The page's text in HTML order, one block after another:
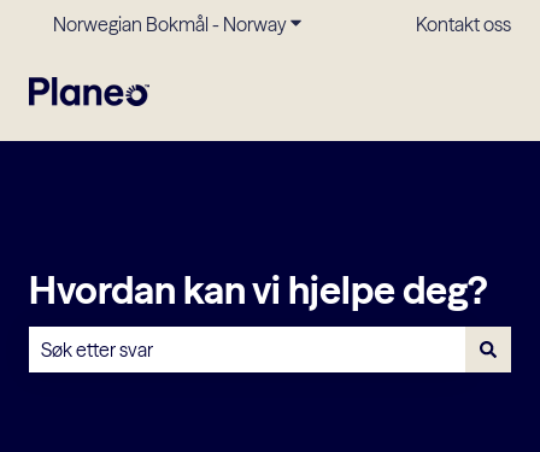
Norwegian Bokmål - NorwayVis undermeny forKontakt oss
Hvordan kan vi hjelpe deg?